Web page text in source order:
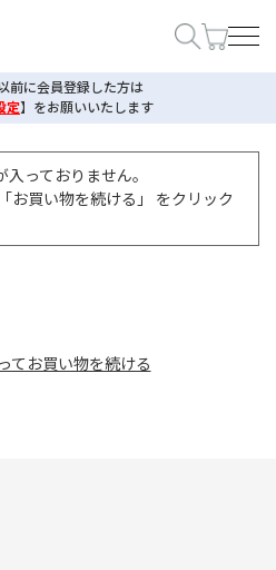
前に会員登録した方は
定】 をお願いいたします
っておりません。
お買い物を続ける」 をクリック
てお買い物を続ける